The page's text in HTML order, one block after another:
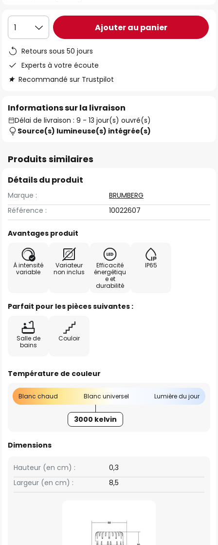
1 Ajouter au panier
Retours sous 50 jours
Experts à votre écoute
Recommandé sur Trustpilot
Informations sur la livraison
Délai de livraison : 9 - 13 jour(s) ouvré(s)
Source(s) lumineuse(s) intégrée(s)
Produits similaires
Détails du produit
Marque :
BRUMBERG
Référence :
10022607
Avantages produit
À intensité
variable
Variateur
non inclus
Efficacité
énergétiqu
e et
durabilité
IP65
Parfait pour les pièces suivantes :
Salle de
bains
Couloir
Température de couleur
Blanc chaud Blanc universel Lumière du jour
3000 kelvin
Dimensions
Largeur (en cm) : 8,5
Hauteur (en cm) : 0,3